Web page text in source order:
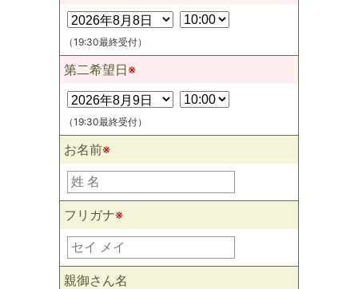
（19:30最終受付）
第二希望日※
（19:30最終受付）
お名前※
フリガナ※
親御さん名